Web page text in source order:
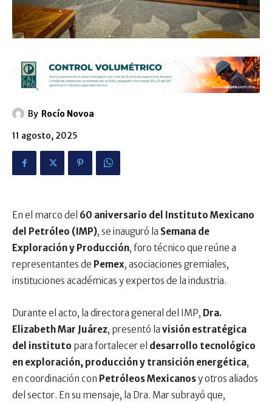
By Rocío Novoa
11 agosto, 2025
En el marco del 60 aniversario del Instituto Mexicano
del Petróleo (IMP), se inauguró la Semana de
Exploración y Producción, foro técnico que reúne a
representantes de Pemex, asociaciones gremiales,
instituciones académicas y expertos de la industria.
Durante el acto, la directora general del IMP, Dra.
Elizabeth Mar Juárez, presentó la visión estratégica
del instituto para fortalecer el desarrollo tecnológico
en exploración, producción y transición energética,
en coordinación con Petróleos Mexicanosy otros aliados
del sector. En su mensaje, la Dra. Mar subrayó que,